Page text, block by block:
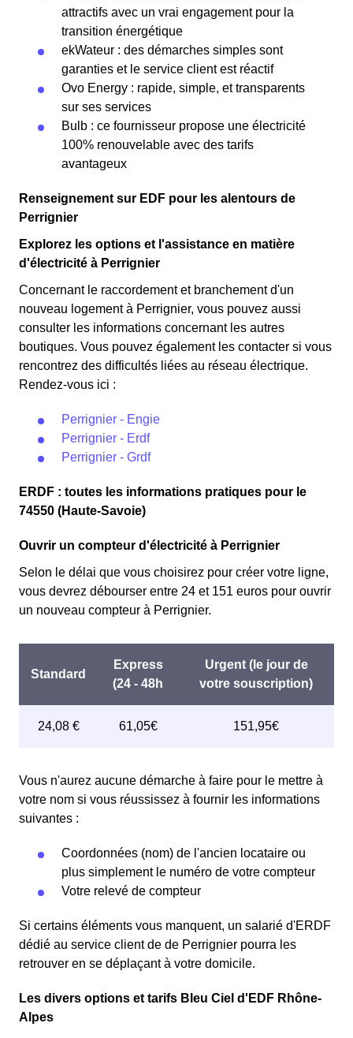
attractifs avec un vrai engagement pour la
transition énergétique
ekWateur : des démarches simples sont
garanties et le service client est réactif
Ovo Energy : rapide, simple, et transparents
sur ses services
Bulb : ce fournisseur propose une électricité
100% renouvelable avec des tarifs
avantageux
Renseignement sur EDF pour les alentours de
Perrignier
Explorez les options et l'assistance en matière
d'électricité à Perrignier
Concernant le raccordement et branchement d'un
nouveau logement à Perrignier, vous pouvez aussi
consulter les informations concernant les autres
boutiques. Vous pouvez également les contacter si vous
rencontrez des difficultés liées au réseau électrique.
Rendez-vous ici :
Perrignier - Engie
Perrignier - Erdf
Perrignier - Grdf
ERDF : toutes les informations pratiques pour le
74550 (Haute-Savoie)
Ouvrir un compteur d'électricité à Perrignier
Selon le délai que vous choisirez pour créer votre ligne,
vous devrez débourser entre 24 et 151 euros pour ouvrir
un nouveau compteur à Perrignier.
Vous n'aurez aucune démarche à faire pour le mettre à
votre nom si vous réussissez à fournir les informations
suivantes :
Coordonnées (nom) de l'ancien locataire ou
plus simplement le numéro de votre compteur
Votre relevé de compteur
Si certains éléments vous manquent, un salarié d'ERDF
dédié au service client de de Perrignier pourra les
retrouver en se déplaçant à votre domicile.
Les divers options et tarifs Bleu Ciel d'EDF Rhône-
Alpes